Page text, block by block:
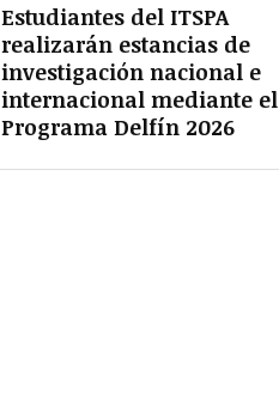
Estudiantes del ITSPA
realizarán estancias de
investigación nacional e
internacional mediante el
Programa Delfín 2026